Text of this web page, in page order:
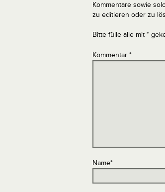
Kommentare sowie
zu editieren oder zu
Bitte fülle alle mit *
Kommentar *
Name*